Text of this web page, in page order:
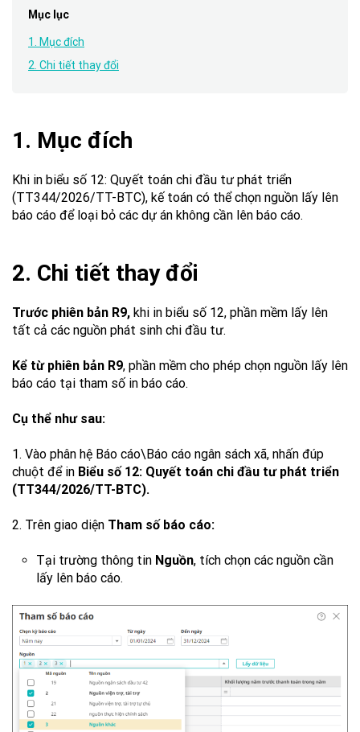
Mục lục
1. Mục đích
2. Chi tiết thay đổi
1. Mục đích
Khi in biểu số 12: Quyết toán chi đầu tư phát triển
(TT344/2026/TT-BTC), kế toán có thể chọn nguồn lấy lên
báo cáo để loại bỏ các dự án không cần lên báo cáo.
2. Chi tiết thay đổi
Trước phiên bản R9, khi in biểu số 12, phần mềm lấy lên
tất cả các nguồn phát sinh chi đầu tư.
Kể từ phiên bản R9, phần mềm cho phép chọn nguồn lấy lên
báo cáo tại tham số in báo cáo.
Cụ thể như sau:
1. Vào phân hệ Báo cáo\Báo cáo ngân sách xã, nhấn đúp
chuột để in Biểu số 12: Quyết toán chi đầu tư phát triển
(TT344/2026/TT-BTC).
2. Trên giao diện Tham số báo cáo:
Tại trường thông tin Nguồn, tích chọn các nguồn cần
lấy lên báo cáo.